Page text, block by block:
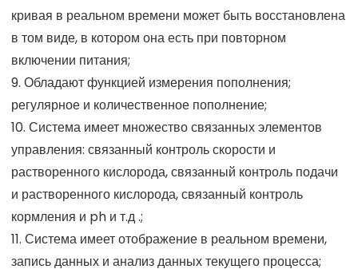
кривая в реальном времени может быть восстановлена
в том виде, в котором она есть при повторном
включении питания;
9. Обладают функцией измерения пополнения;
регулярное и количественное пополнение;
10. Система имеет множество связанных элементов
управления: связанный контроль скорости и
растворенного кислорода, связанный контроль подачи
и растворенного кислорода, связанный контроль
кормления и ph и т.д .;
11. Система имеет отображение в реальном времени,
запись данных и анализ данных текущего процесса;